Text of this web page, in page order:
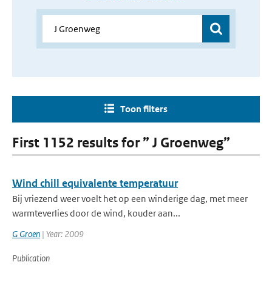
Toon filters
First 1152 results for ” J Groenweg”
Wind chill equivalente temperatuur
Bij vriezend weer voelt het op een winderige dag, met meer
warmteverlies door de wind, kouder aan...
G Groen | Year: 2009
Publication